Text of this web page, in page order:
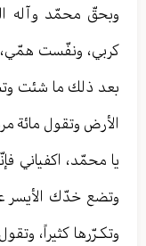
وبحقّ محمّد وآله
كربي، ونفّست
بعد ذلك ما شئت
الأرض وتقول مائة
يا محمّد، اكفياني
وتضع خدّك الأيسر
وتكـرّرها كثيراً،